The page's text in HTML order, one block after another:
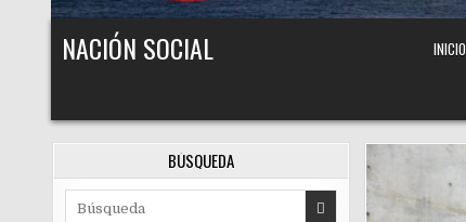
NACIÓN SOCIAL INICIO
BÚSQUEDA
Search for: